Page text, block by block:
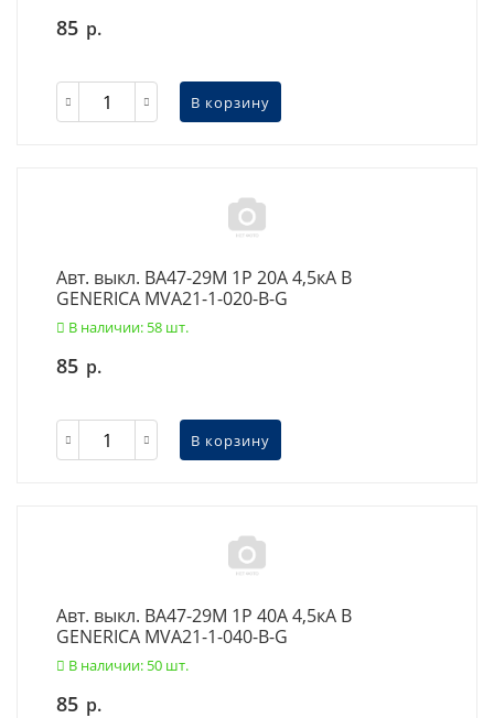
85 р.
В корзину
Авт. выкл. ВА47-29М 1P 20А 4,5кА B
GENERICA MVA21-1-020-B-G
В наличии: 58 шт.
85 р.
В корзину
Авт. выкл. ВА47-29М 1P 40А 4,5кА B
GENERICA MVA21-1-040-B-G
В наличии: 50 шт.
85 р.